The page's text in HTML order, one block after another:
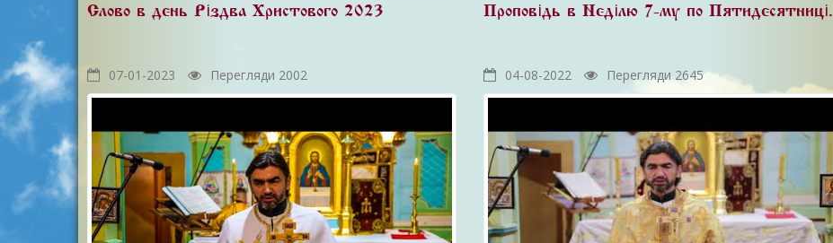
Слово в день Різдва Христового 2023
07-01-2023 Перегляди 2002
Проповідь в Неділю 7-му по П'ятидесятниці.
04-08-2022 Перегляди 2645